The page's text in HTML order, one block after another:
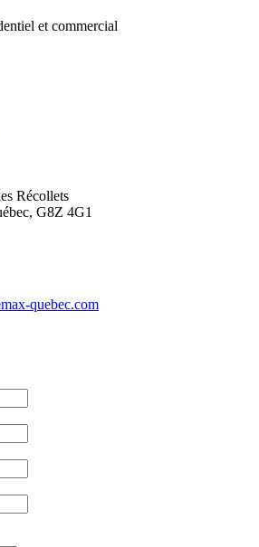
et commercial
Récollets
G8Z 4G1
quebec.com